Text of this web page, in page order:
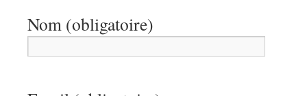
Nom (obligatoire)